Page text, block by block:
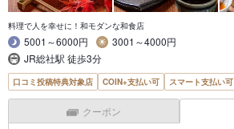
料理で人を幸せに！和モダンな和食店
5001～6000円
3001～4000円
JR総社駅 徒歩3分
口コミ投稿特典対象店 COIN+支払い可 スマート支払い可
クーポン